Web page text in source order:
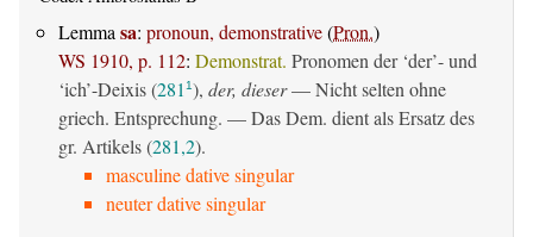
Lemmasa: pronoun, demonstrative(Pron.)
WS 1910, p. 112: Demonstrat. Pronomen der ‘der’- und
‘ich’-Deixis (281 1), der, dieser— Nicht selten ohne
griech. Entsprechung. — Das Dem. dient als Ersatz des
gr. Artikels (281,2).
masculine dative singular
neuter dative singular